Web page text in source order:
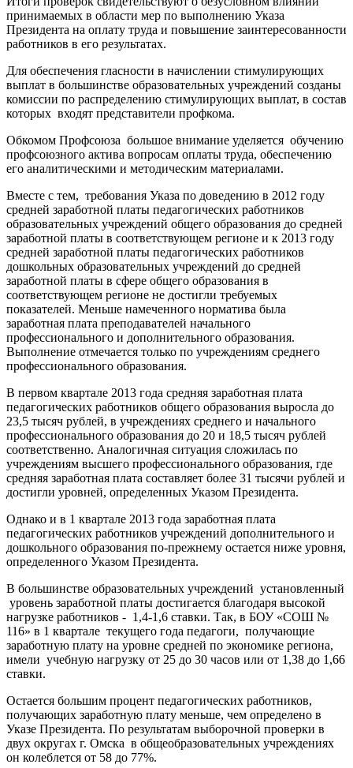
принимаемых в области мер по выполнению Указа
Президента на оплату труда и повышение заинтересованности
работников в его результатах.
Для обеспечения гласности в начислении стимулирующих
выплат в большинстве образовательных учреждений созданы
комиссии по распределению стимулирующих выплат, в состав
которых входят представители профкома.
Обкомом Профсоюза большое внимание уделяется обучению
профсоюзного актива вопросам оплаты труда, обеспечению
его аналитическими и методическим материалами.
Вместе с тем, требования Указа по доведению в 2012 году
средней заработной платы педагогических работников
образовательных учреждений общего образования до средней
заработной платы в соответствующем регионе и к 2013 году
средней заработной платы педагогических работников
дошкольных образовательных учреждений до средней
заработной платы в сфере общего образования в
соответствующем регионе не достигли требуемых
показателей. Меньше намеченного норматива была
заработная плата преподавателей начального
профессионального и дополнительного образования.
Выполнение отмечается только по учреждениям среднего
профессионального образования.
В первом квартале 2013 года средняя заработная плата
педагогических работников общего образования выросла до
23,5 тысяч рублей, в учреждениях среднего и начального
профессионального образования до 20 и 18,5 тысяч рублей
соответственно. Аналогичная ситуация сложилась по
учреждениям высшего профессионального образования, где
средняя заработная плата составляет более 31 тысячи рублей и
достигли уровней, определенных Указом Президента.
Однако и в 1 квартале 2013 года заработная плата
педагогических работников учреждений дополнительного и
дошкольного образования по-прежнему остается ниже уровня,
определенного Указом Президента.
В большинстве образовательных учреждений установленный
уровень заработной платы достигается благодаря высокой
нагрузке работников - 1,4-1,6 ставки. Так, в БОУ «СОШ №
116» в 1 квартале текущего года педагоги, получающие
заработную плату на уровне средней по экономике региона,
имели учебную нагрузку от 25 до 30 часов или от 1,38 до 1,66
ставки.
Остается большим процент педагогических работников,
получающих заработную плату меньше, чем определено в
Указе Президента. По результатам выборочной проверки в
двух округах г. Омска в общеобразовательных учреждениях
он колеблется от 58 до 77%.